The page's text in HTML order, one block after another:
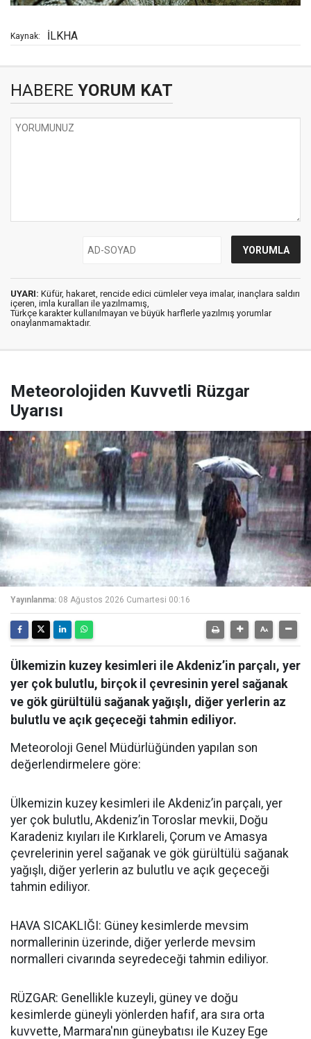
Kaynak: İLKHA
HABERE YORUM KAT
UYARI: Küfür, hakaret, rencide edici cümleler veya imalar, inançlara saldırı
içeren, imla kuralları ile yazılmamış,
Türkçe karakter kullanılmayan ve büyük harflerle yazılmış yorumlar
onaylanmamaktadır.
Meteorolojiden Kuvvetli Rüzgar
Uyarısı
Yayınlanma: 08 Ağustos 2026 Cumartesi 00:16
Ülkemizin kuzey kesimleri ile Akdeniz’in parçalı, yer
yer çok bulutlu, birçok il çevresinin yerel sağanak
ve gök gürültülü sağanak yağışlı, diğer yerlerin az
bulutlu ve açık geçeceği tahmin ediliyor.
Meteoroloji Genel Müdürlüğünden yapılan son
değerlendirmelere göre:
Ülkemizin kuzey kesimleri ile Akdeniz’in parçalı, yer
yer çok bulutlu, Akdeniz’in Toroslar mevkii, Doğu
Karadeniz kıyıları ile Kırklareli, Çorum ve Amasya
çevrelerinin yerel sağanak ve gök gürültülü sağanak
yağışlı, diğer yerlerin az bulutlu ve açık geçeceği
tahmin ediliyor.
HAVA SICAKLIĞI: Güney kesimlerde mevsim
normallerinin üzerinde, diğer yerlerde mevsim
normalleri civarında seyredeceği tahmin ediliyor.
RÜZGAR: Genellikle kuzeyli, güney ve doğu
kesimlerde güneyli yönlerden hafif, ara sıra orta
kuvvette, Marmara'nın güneybatısı ile Kuzey Ege